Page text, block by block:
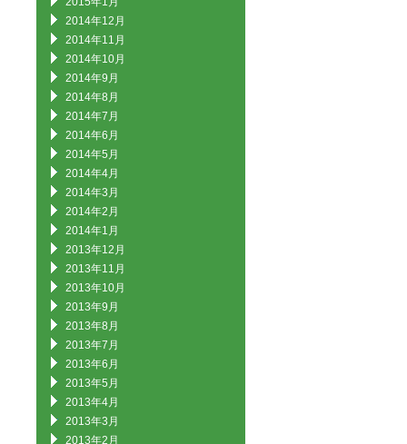
2014年12月
2014年11月
2014年10月
2014年9月
2014年8月
2014年7月
2014年6月
2014年5月
2014年4月
2014年3月
2014年2月
2014年1月
2013年12月
2013年11月
2013年10月
2013年9月
2013年8月
2013年7月
2013年6月
2013年5月
2013年4月
2013年3月
2013年2月